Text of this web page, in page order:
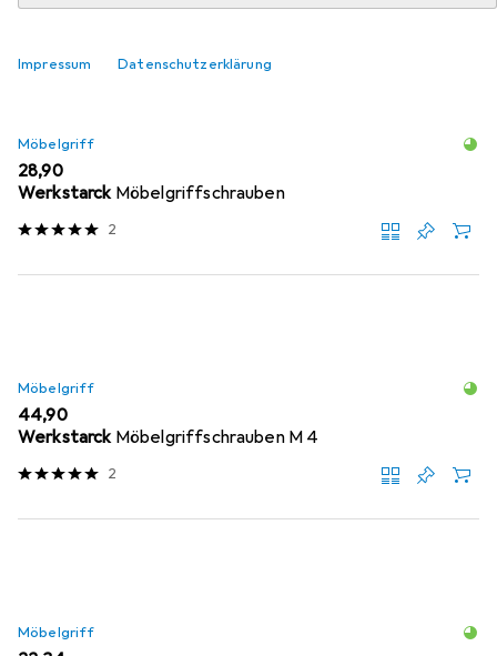
Impressum Datenschutzerklärung
Möbelgriff
EUR
28,90
Werkstarck Möbelgriffschrauben
2
Möbelgriff
EUR
44,90
Werkstarck Möbelgriffschrauben M 4
2
Möbelgriff